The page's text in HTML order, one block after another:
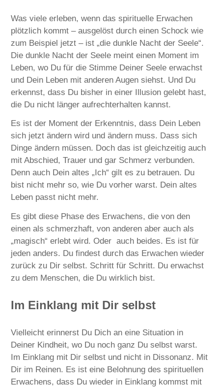
Was viele erleben, wenn das spirituelle Erwachen
plötzlich kommt – ausgelöst durch einen Schock wie
zum Beispiel jetzt – ist „die dunkle Nacht der Seele“.
Die dunkle Nacht der Seele meint einen Moment im
Leben, wo Du für die Stimme Deiner Seele erwachst
und Dein Leben mit anderen Augen siehst. Und Du
erkennst, dass Du bisher in einer Illusion gelebt hast,
die Du nicht länger aufrechterhalten kannst.
Es ist der Moment der Erkenntnis, dass Dein Leben
sich jetzt ändern wird und ändern muss. Dass sich
Dinge ändern müssen. Doch das ist gleichzeitig auch
mit Abschied, Trauer und gar Schmerz verbunden.
Denn auch Dein altes „Ich“ gilt es zu betrauen. Du
bist nicht mehr so, wie Du vorher warst. Dein altes
Leben passt nicht mehr.
Es gibt diese Phase des Erwachens, die von den
einen als schmerzhaft, von anderen aber auch als
„magisch“ erlebt wird. Oder auch beides. Es ist für
jeden anders. Du findest durch das Erwachen wieder
zurück zu Dir selbst. Schritt für Schritt. Du erwachst
zu dem Menschen, die Du wirklich bist.
Im Einklang mit Dir selbst
Vielleicht erinnerst Du Dich an eine Situation in
Deiner Kindheit, wo Du noch ganz Du selbst warst.
Im Einklang mit Dir selbst und nicht in Dissonanz. Mit
Dir im Reinen. Es ist eine Belohnung des spirituellen
Erwachens, dass Du wieder in Einklang kommst mit